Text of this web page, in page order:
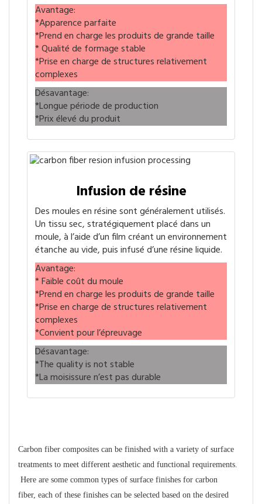
Avantage:
*Apparence parfaite
*Prend en charge les produits de grande taille
* Qualité de formage stable
*Prise en charge de structures relativement
complexes
Désavantage:
*Longue période de production
*Prix élevé du produit
Infusion de résine
Des moules en résine sont généralement utilisés.
Un tissu sec, stratégiquement placé dans un
moule, à l’aide d’un film créant un environnement
étanche au vide, puis infusé d’une résine liquide.
Avantage:
* Faible coût du moule
*Prend en charge les produits de grande taille
*Prise en charge de structures relativement
complexes
*Convient pour l’épreuvage
Désavantage:
*The quality is not stable
*La moisissure n’est pas durable
Carbon fiber composites can be finished with a variety of surface
treatments to meet different aesthetic and functional requirements.
Here are some common types of surface finishes for carbon
fiber, each of these finishes can be selected based on the desired